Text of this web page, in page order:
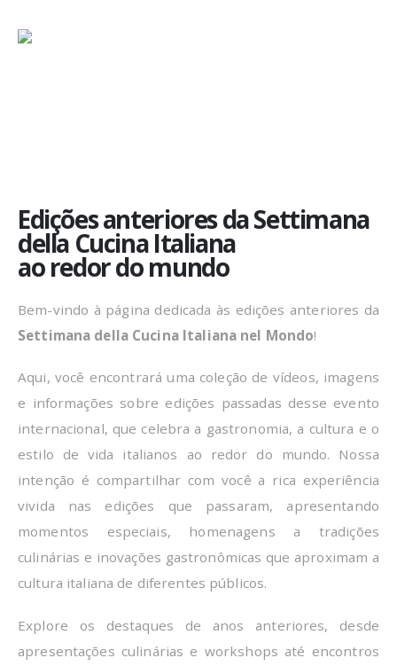
Edições anteriores da Settimana
della Cucina Italiana
ao redor do mundo
Bem-vindo à página dedicada às edições anteriores da
Settimana della Cucina Italiana nel Mondo!
Aqui, você encontrará uma coleção de vídeos, imagens
e informações sobre edições passadas desse evento
internacional, que celebra a gastronomia, a cultura e o
estilo de vida italianos ao redor do mundo. Nossa
intenção é compartilhar com você a rica experiência
vivida nas edições que passaram, apresentando
momentos especiais, homenagens a tradições
culinárias e inovações gastronômicas que aproximam a
cultura italiana de diferentes públicos.
Explore os destaques de anos anteriores, desde
apresentações culinárias e workshops até encontros